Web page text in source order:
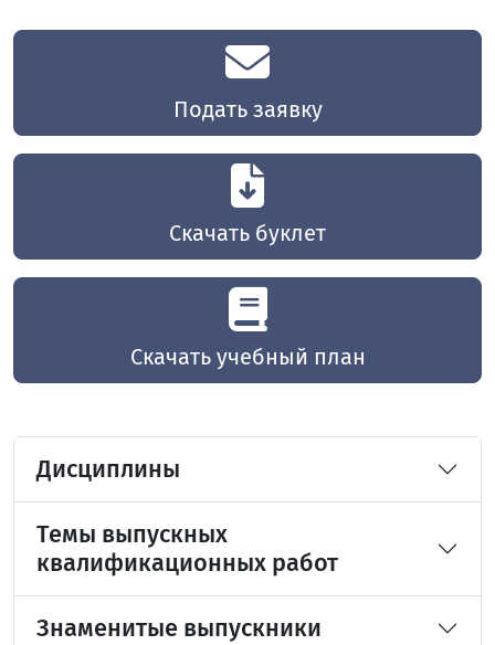
Подать заявку
Скачать буклет
Скачать учебный план
Дисциплины
Темы выпускных
квалификационных работ
Знаменитые выпускники